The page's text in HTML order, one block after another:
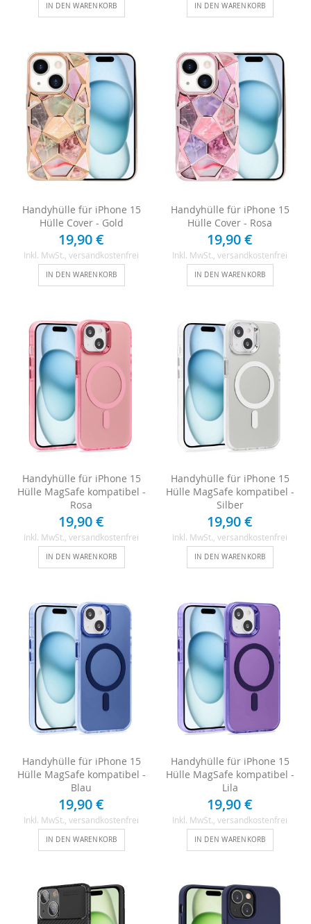
IN DEN WARENKORB IN DEN WARENKORB
Handyhülle für iPhone 15
Hülle Cover - Gold
19,90 €
Inkl. MwSt. , versandkostenfrei
IN DEN WARENKORB
Handyhülle für iPhone 15
Hülle Cover - Rosa
19,90 €
Inkl. MwSt. , versandkostenfrei
IN DEN WARENKORB
Handyhülle für iPhone 15
Hülle MagSafe kompatibel -
Rosa
19,90 €
Inkl. MwSt., versandkostenfrei
IN DEN WARENKORB
Handyhülle für iPhone 15
Hülle MagSafe kompatibel -
Silber
19,90 €
Inkl. MwSt., versandkostenfrei
IN DEN WARENKORB
Handyhülle für iPhone 15
Hülle MagSafe kompatibel -
Blau
19,90 €
Inkl. MwSt. , versandkostenfrei
IN DEN WARENKORB
Handyhülle für iPhone 15
Hülle MagSafe kompatibel -
Lila
19,90 €
Inkl. MwSt. , versandkostenfrei
IN DEN WARENKORB